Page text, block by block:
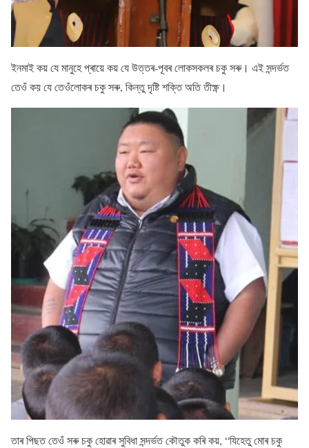
ইনমাই কয় যে মানুহে প্ৰায়ে কয় যে উত্তৰ-পূবৰ লোকসকলৰ চকু সৰু। এই সন্দৰ্ভত
তেওঁ কয় যে তেওঁলোকৰ চকু সৰু, কিন্তু দৃষ্টি শক্তি অতি তীক্ষ্ণ।
তাৰ পিছত তেওঁ সৰু চকু হোৱাৰ সুবিধা সন্দৰ্ভত কৌতুক কৰি কয়, “যিহেতু মোৰ চকু